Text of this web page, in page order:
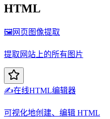
HTML
🖼️网页图像提取
提取网站上的所有图片
✍️在线HTML编辑器
可视化地创建、编辑 HTML